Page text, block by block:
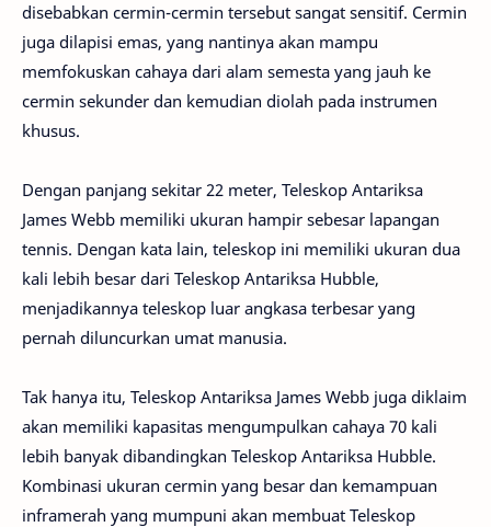
disebabkan cermin-cermin tersebut sangat sensitif. Cermin
juga dilapisi emas, yang nantinya akan mampu
memfokuskan cahaya dari alam semesta yang jauh ke
cermin sekunder dan kemudian diolah pada instrumen
khusus.
Dengan panjang sekitar 22 meter, Teleskop Antariksa
James Webb memiliki ukuran hampir sebesar lapangan
tennis. Dengan kata lain, teleskop ini memiliki ukuran dua
kali lebih besar dari Teleskop Antariksa Hubble,
menjadikannya teleskop luar angkasa terbesar yang
pernah diluncurkan umat manusia.
Tak hanya itu, Teleskop Antariksa James Webb juga diklaim
akan memiliki kapasitas mengumpulkan cahaya 70 kali
lebih banyak dibandingkan Teleskop Antariksa Hubble.
Kombinasi ukuran cermin yang besar dan kemampuan
inframerah yang mumpuni akan membuat Teleskop